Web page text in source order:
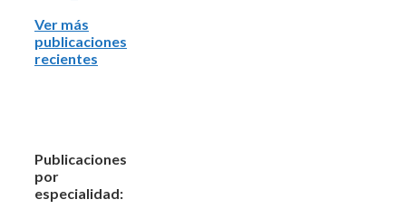
Ver más
publicaciones
recientes
Publicaciones
por
especialidad: